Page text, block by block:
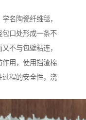
名陶瓷纤维毯，
包口处形成一条不
不与包壁粘连，
作用，使用挡渣棉
程的安全性，浇